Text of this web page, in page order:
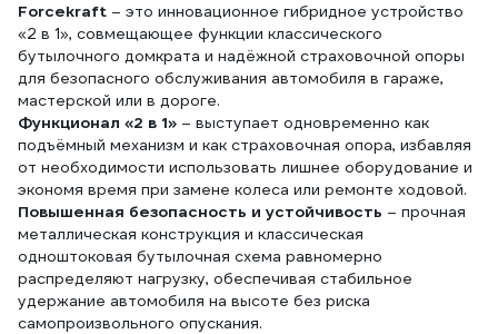
Forcekraft – это инновационное гибридное устройство
«2 в 1», совмещающее функции классического
бутылочного домкрата и надёжной страховочной опоры
для безопасного обслуживания автомобиля в гараже,
мастерской или в дороге.
Функционал «2 в 1» – выступает одновременно как
подъёмный механизм и как страховочная опора, избавляя
от необходимости использовать лишнее оборудование и
экономя время при замене колеса или ремонте ходовой.
Повышенная безопасность и устойчивость – прочная
металлическая конструкция и классическая
одноштоковая бутылочная схема равномерно
распределяют нагрузку, обеспечивая стабильное
удержание автомобиля на высоте без риска
самопроизвольного опускания.